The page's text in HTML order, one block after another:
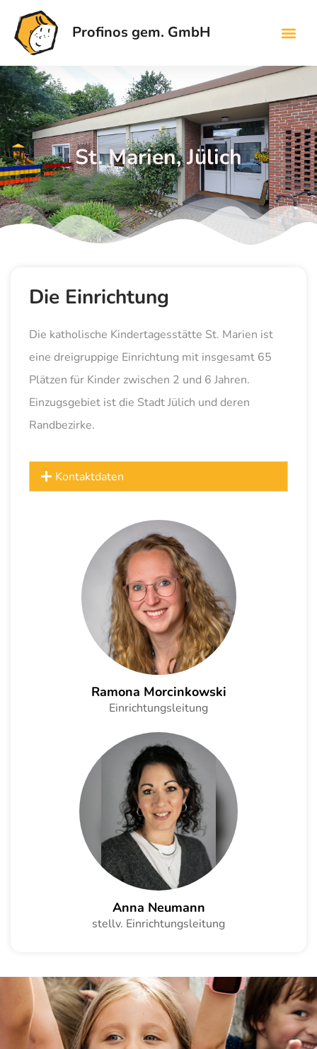
Profinos gem. GmbH
St. Marien, Jülich
Die Einrichtung
Die katholische Kindertagesstätte St. Marien ist
eine dreigruppige Einrichtung mit insgesamt 65
Plätzen für Kinder zwischen 2 und 6 Jahren.
Einzugsgebiet ist die Stadt Jülich und deren
Randbezirke.
Kontaktdaten
Ramona Morcinkowski
Einrichtungsleitung
Anna Neumann
stellv. Einrichtungsleitung